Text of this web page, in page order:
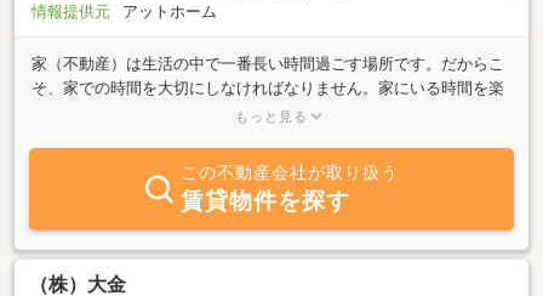
情報提供元
アットホーム
家（不動産）は生活の中で一番長い時間過ごす場所です。だからこ
そ、家での時間を大切にしなければなりません。家にいる時間を楽
しむ、「住むを楽しむ」、その場所を提供する不動産屋さんを目指
持ちに寄り添い、お客様の未来を想像し、創造していけるよう、ス
タッフ一同、常に心掛けていきたいと思います。貸したい、借りた
い、買いたい、売りたい、無料相談、不動産査定など、不動産に関
することならなんでも承ります。「どうしたらいいのかわからな
い」そんな時は、お気軽にご相談ください。お客様にとって最適な
プランをご提案致します。
もっと見る
この不動産会社が取り扱う
賃貸物件を探す
（株）大金